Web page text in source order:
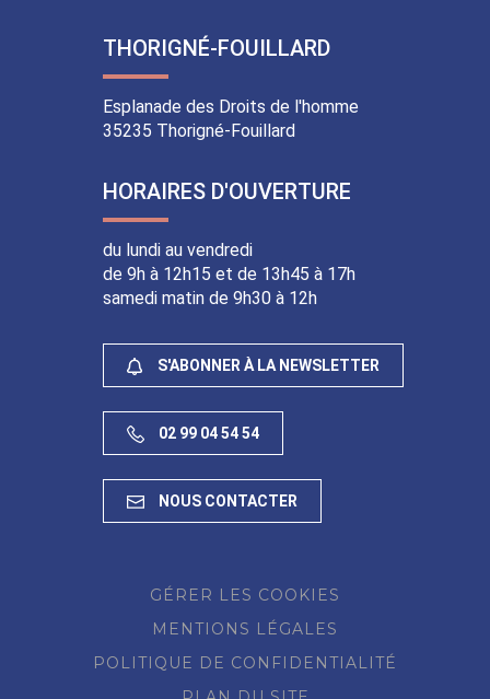
comptechaînecompte
THORIGNÉ-FOUILLARD
Esplanade des Droits de l'homme
35235 Thorigné-Fouillard
HORAIRES D'OUVERTURE
du lundi au vendredi
de 9h à 12h15 et de 13h45 à 17h
samedi matin de 9h30 à 12h
S'ABONNER À LA NEWSLETTER
02 99 04 54 54
NOUS CONTACTER
GÉRER LES COOKIES
MENTIONS LÉGALES
POLITIQUE DE CONFIDENTIALITÉ